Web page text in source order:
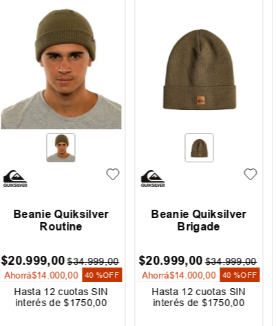
Beanie Quiksilver
Routine
$20.999,00 $34.999,00
Ahorrá$14 .000,00 40 %OFF
Hasta 12 cuotas SIN
interés de$1750 ,00
Beanie Quiksilver
Brigade
$20.999,00 $34.999,00
Ahorrá$14 .000,00 40 %OFF
Hasta 12 cuotas SIN
interés de $1750 ,00